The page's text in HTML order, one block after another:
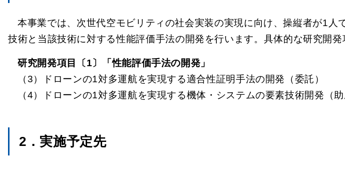
本事業では、次世代空モビリティの社会実装の実現に向け、操縦者が1
技術と当該技術に対する性能評価手法の開発を行います。具体的な研究開発
研究開発項目〔1〕「性能評価手法の開発」
（3）ドローンの1対多運航を実現する適合性証明手法の開発（委託）
（4）ドローンの1対多運航を実現する機体・システムの要素技術開発（助
2．実施予定先